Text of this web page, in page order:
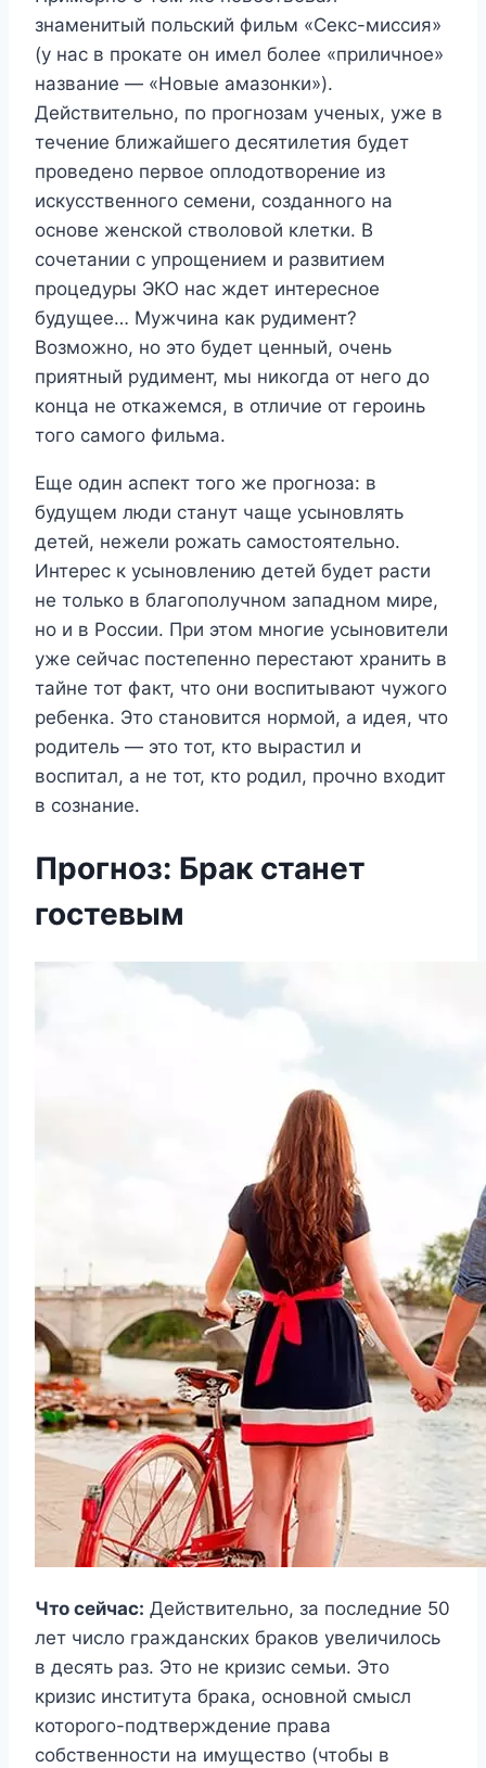
знаменитый польский фильм «Секс-миссия»
(у нас в прокате он имел более «приличное»
название — «Новые амазонки»).
Действительно, по прогнозам ученых, уже в
течение ближайшего десятилетия будет
проведено первое оплодотворение из
искусственного семени, созданного на
основе женской стволовой клетки. В
сочетании с упрощением и развитием
процедуры ЭКО нас ждет интересное
будущее… Мужчина как рудимент?
Возможно, но это будет ценный, очень
приятный рудимент, мы никогда от него до
конца не откажемся, в отличие от героинь
того самого фильма.
Еще один аспект того же прогноза: в
будущем люди станут чаще усыновлять
детей, нежели рожать самостоятельно.
Интерес к усыновлению детей будет расти
не только в благополучном западном мире,
но и в России. При этом многие усыновители
уже сейчас постепенно перестают хранить в
тайне тот факт, что они воспитывают чужого
ребенка. Это становится нормой, а идея, что
родитель — это тот, кто вырастил и
воспитал, а не тот, кто родил, прочно входит
в сознание.
Прогноз: Брак станет
гостевым
Что сейчас: Действительно, за последние 50
лет число гражданских браков увеличилось
в десять раз. Это не кризис семьи. Это
кризис института брака, основной смысл
которого-подтверждение права
собственности на имущество (чтобы в